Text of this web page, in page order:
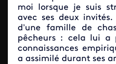
moi lorsque je suis
avec ses deux
d’une famille de
pêcheurs : cela lui a
connaissances
a assimilé durant ses